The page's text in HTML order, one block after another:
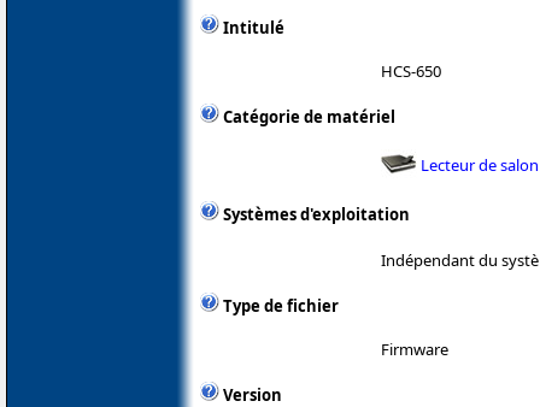
Intitulé
HCS-650
Catégorie de matériel
Lecteur de salon
Systèmes d'exploitation
Indépendant du
Type de fichier
Firmware
Version